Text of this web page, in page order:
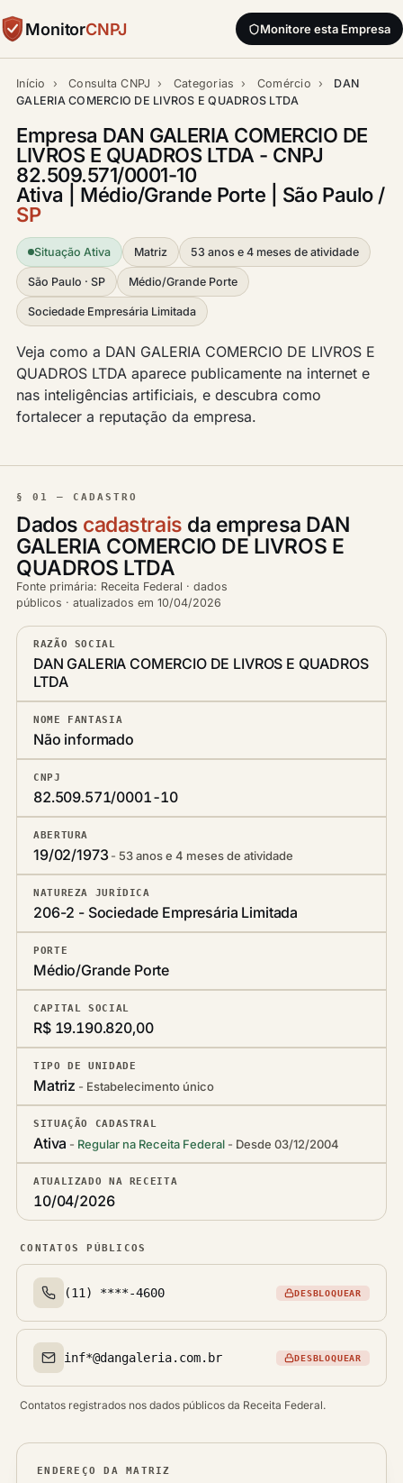
MonitorCNPJ Monitore esta Empresa
Início › Consulta CNPJ › Categorias › Comércio ›
DAN
GALERIA COMERCIO DE LIVROS E QUADROS LTDA
Empresa DAN GALERIA COMERCIO DE
LIVROS E QUADROS LTDA - CNPJ
82.509.571/0001-10
Ativa | Médio/Grande Porte | São Paulo /
SP
Situação Ativa Matriz 53 anos e 4 meses de atividade
São Paulo · SP Médio/Grande Porte
Sociedade Empresária Limitada
Veja como a DAN GALERIA COMERCIO DE LIVROS E
QUADROS LTDA aparece publicamente na internet e
nas inteligências artificiais, e descubra como
fortalecer a reputação da empresa.
§ 01 — CADASTRO
Dados cadastrais da empresa DAN
GALERIA COMERCIO DE LIVROS E
QUADROS LTDA
Fonte primária: Receita Federal · dados
públicos · atualizados em 10/04/2026
RAZÃO SOCIAL
DAN GALERIA COMERCIO DE LIVROS E QUADROS
LTDA
NOME FANTASIA
Não informado
CNPJ
82.509.571/0001-10
ABERTURA
19/02/1973 53 anos e 4 meses de atividade
NATUREZA JURÍDICA
206-2 - Sociedade Empresária Limitada
PORTE
Médio/Grande Porte
CAPITAL SOCIAL
R$ 19.190.820,00
TIPO DE UNIDADE
Matriz Estabelecimento único
SITUAÇÃO CADASTRAL
Ativa Regular na Receita Federal Desde 03/12/2004
ATUALIZADO NA RECEITA
10/04/2026
CONTATOS PÚBLICOS
Telefone(s)
(11) ****-4600 DESBLOQUEAR
Email(s)
inf*@dangaleria.com.br DESBLOQUEAR
Contatos registrados nos dados públicos da Receita Federal.
ENDEREÇO DA MATRIZ